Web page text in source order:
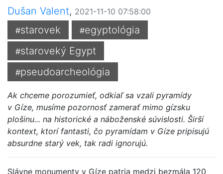
Dušan Valent, 2021-11-10 07:58:00
#starovek #egyptológia
#staroveký Egypt
#pseudoarcheológia
Ak chceme porozumieť, odkiaľ sa vzali pyramídy
v Gíze, musíme pozornosť zamerať mimo gízsku
plošinu... na historické a náboženské súvislosti. Širší
kontext, ktorí fantasti, čo pyramídam v Gíze pripisujú
absurdne starý vek, tak radi ignorujú.
Slávne monumenty v Gíze patria medzi bezmála 120